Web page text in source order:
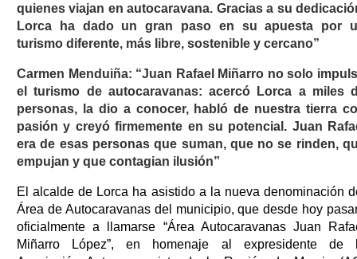
quienes viajan en autocaravana. Gracias a su
Lorca ha dado un gran paso en su apuesta por
turismo diferente, más libre, sostenible y cercano”
Carmen Menduiña: “Juan Rafael Miñarro no solo
el turismo de autocaravanas: acercó Lorca a miles
personas, la dio a conocer, habló de nuestra tierra
pasión y creyó firmemente en su potencial. Juan
era de esas personas que suman, que no se rinden,
empujan y que contagian ilusión”
El alcalde de Lorca ha asistido a la nueva denominación
Área de Autocaravanas del municipio, que desde hoy
oficialmente a llamarse “Área Autocaravanas Juan
Miñarro López”, en homenaje al expresidente de